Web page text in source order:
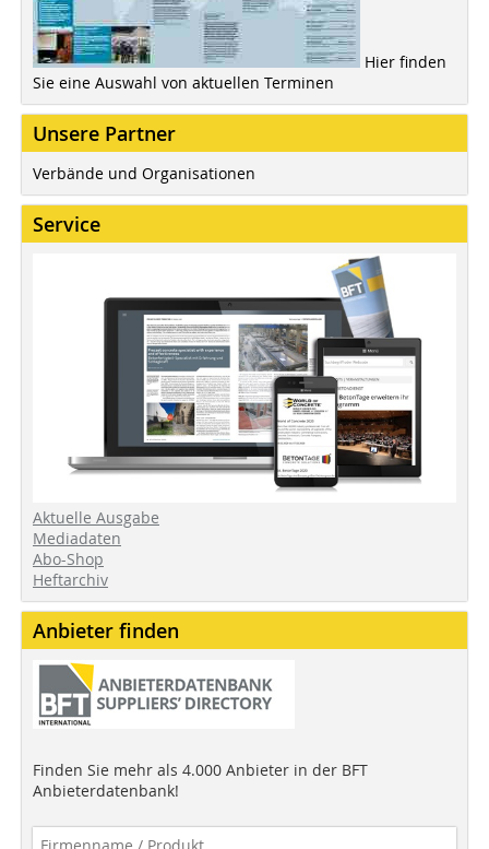
Hier finden
Sie eine Auswahl von aktuellen Terminen
Unsere Partner
Verbände und Organisationen
Service
Aktuelle Ausgabe
Mediadaten
Abo-Shop
Heftarchiv
Anbieter finden
Finden Sie mehr als 4.000 Anbieter in der BFT
Anbieterdatenbank!